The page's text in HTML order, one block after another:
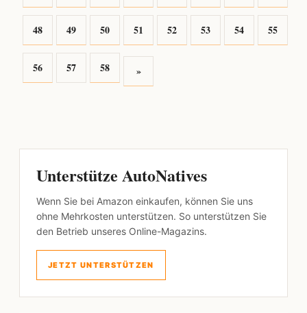
48 49 50 51 52 53 54 55
56 57 58 »
Unterstütze AutoNatives
Wenn Sie bei Amazon einkaufen, können Sie uns
ohne Mehrkosten unterstützen. So unterstützen Sie
den Betrieb unseres Online-Magazins.
JETZT UNTERSTÜTZEN